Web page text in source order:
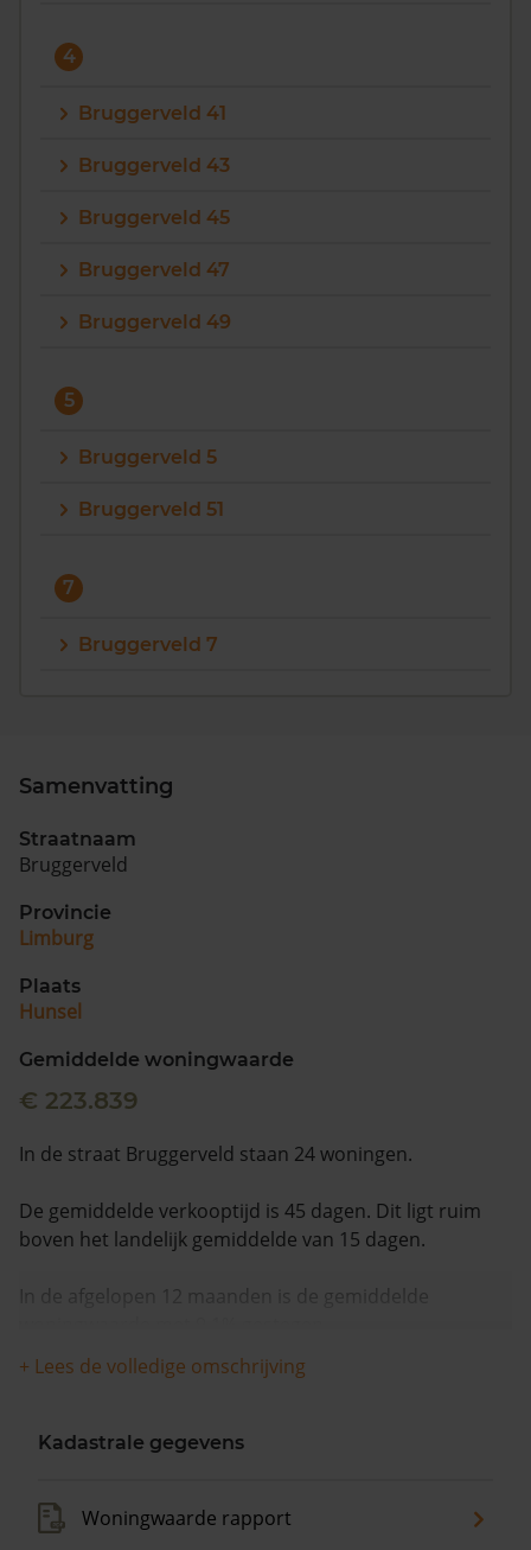
4
Bruggerveld 41
Bruggerveld 43
Bruggerveld 45
Bruggerveld 47
Bruggerveld 49
5
Bruggerveld 5
Bruggerveld 51
7
Bruggerveld 7
Samenvatting
Straatnaam
Bruggerveld
Provincie
Limburg
Plaats
Hunsel
Gemiddelde woningwaarde
€ 223.839
In de straat Bruggerveld staan 24 woningen.
De gemiddelde verkooptijd is 45 dagen. Dit ligt ruim
boven het landelijk gemiddelde van 15 dagen.
In de afgelopen 12 maanden is de gemiddelde
+ Lees de volledige omschrijving
Kadastrale gegevens
Woningwaarde rapport